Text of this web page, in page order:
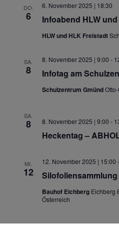
DO.
6 Infoabend HLW
6. November 2025 | 18:30
HLW und HLK Freistadt
SA.
8 Infotag am
8. November 2025 | 9:00 -
Schulzentrum Gmünd
SA.
8
Heckentag –
8. November 2025 | 9:00 -
MI.
12 Silofoliensammlung
12. November 2025 | 15:00 -
Bauhof Eichberg Eichberg
Österreich
SO.